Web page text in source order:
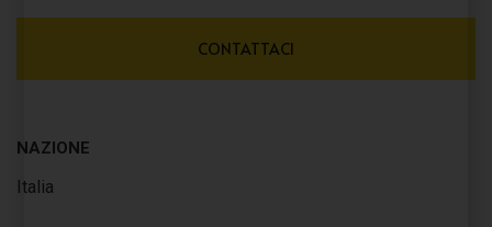
CONTATTACI
NAZIONE
Italia